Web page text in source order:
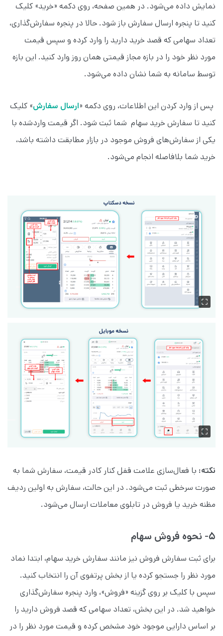
نمایش داده می‌شود. در همین صفحه، روی دکمه «خرید» کلیک
کنید تا پنجره ارسال سفارش باز شود. حالا در پنجره سفارش‌گذاری،
تعداد سهامی که قصد خرید دارید را وارد کرده و سپس قیمت
مورد نظر خود را در بازه مجاز قیمتی همان روز وارد کنید. این بازه
توسط سامانه به شما نشان داده می‌شود.
پس از وارد کردن این اطلاعات، روی دکمه «ارسال سفارش» کلیک
کنید تا سفارش خرید سهام شما ثبت شود. اگر قیمت واردشده با
یکی از سفارش‌های فروش موجود در بازار مطابقت داشته باشد،
خرید شما بلافاصله انجام می‌شود.
نکته: با فعال‌سازی علامت قفل کنار کادر قیمت، سفارش شما به
صورت سرخطی ثبت می‌شود. در این حالت، سفارش به اولین ردیف
مظنه خرید یا فروش در تابلوی معاملات ارسال می‌شود.
۵- نحوه فروش سهام
برای ثبت سفارش فروش نیز مانند سفارش خرید سهام، ابتدا نماد
مورد نظر را جستجو کرده یا از بخش پرتفوی آن را انتخاب کنید.
سپس با کلیک بر روی گزینه «فروش»، وارد پنجره سفارش‌گذاری
خواهید شد. در این بخش، تعداد سهامی که قصد فروش دارید را
بر اساس دارایی موجود خود مشخص کرده و قیمت مورد نظر را در